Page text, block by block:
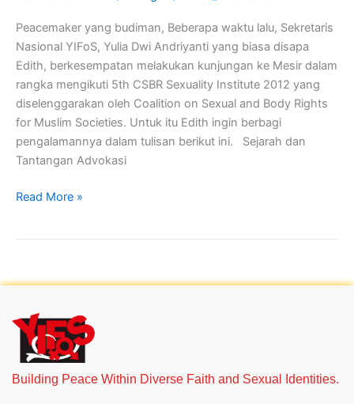
Peacemaker yang budiman, Beberapa waktu lalu, Sekretaris
Nasional YIFoS, Yulia Dwi Andriyanti yang biasa disapa
Edith, berkesempatan melakukan kunjungan ke Mesir dalam
rangka mengikuti 5th CSBR Sexuality Institute 2012 yang
diselenggarakan oleh Coalition on Sexual and Body Rights
for Muslim Societies. Untuk itu Edith ingin berbagi
pengalamannya dalam tulisan berikut ini. Sejarah dan
Tantangan Advokasi
Advokasi
Internasional
Hak
Seksual
Read More »
Building Peace Within Diverse Faith and Sexual Identities.